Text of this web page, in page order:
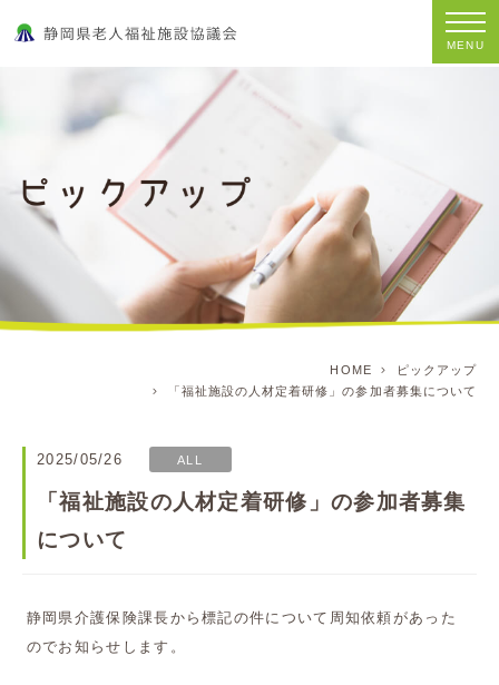
MENU
HOME
ピックアップ
「福祉施設の人材定着研修」の参加者募集について
2025/05/26 ALL
「福祉施設の人材定着研修」の参加者募集
について
静岡県介護保険課長から標記の件について周知依頼があった
のでお知らせします。